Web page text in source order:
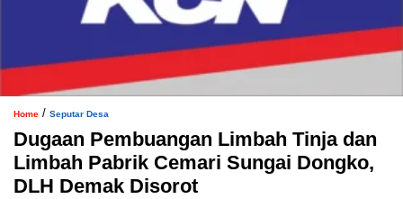
Home / Seputar Desa
Dugaan Pembuangan Limbah Tinja dan
Limbah Pabrik Cemari Sungai Dongko,
DLH Demak Disorot